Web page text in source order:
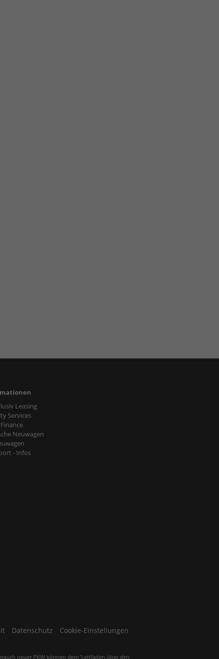
Leasing
Services
Neuwagen
- Infos
Datenschutz Cookie-Einstellungen
neuer PKW können dem 'Leitfaden über den